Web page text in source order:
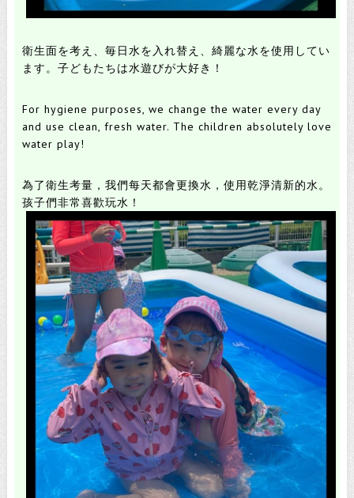
衛生面を考え、毎日水を入れ替え、綺麗な水を使用してい
ます。 子どもたちは水遊びが大好き！
For hygiene purposes, we change the water every day
and use clean, fresh water. The children absolutely love
water play!
為了衛生考量，我們每天都會更換水，使用乾淨清新的水。
孩子們非常喜歡玩水！